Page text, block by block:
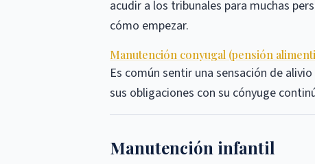
acudir a los tribunales para muchas
cómo empezar.
Manutención conyugal (pensión
Es común sentir una sensación de
sus obligaciones con su cónyuge
Manutención infantil